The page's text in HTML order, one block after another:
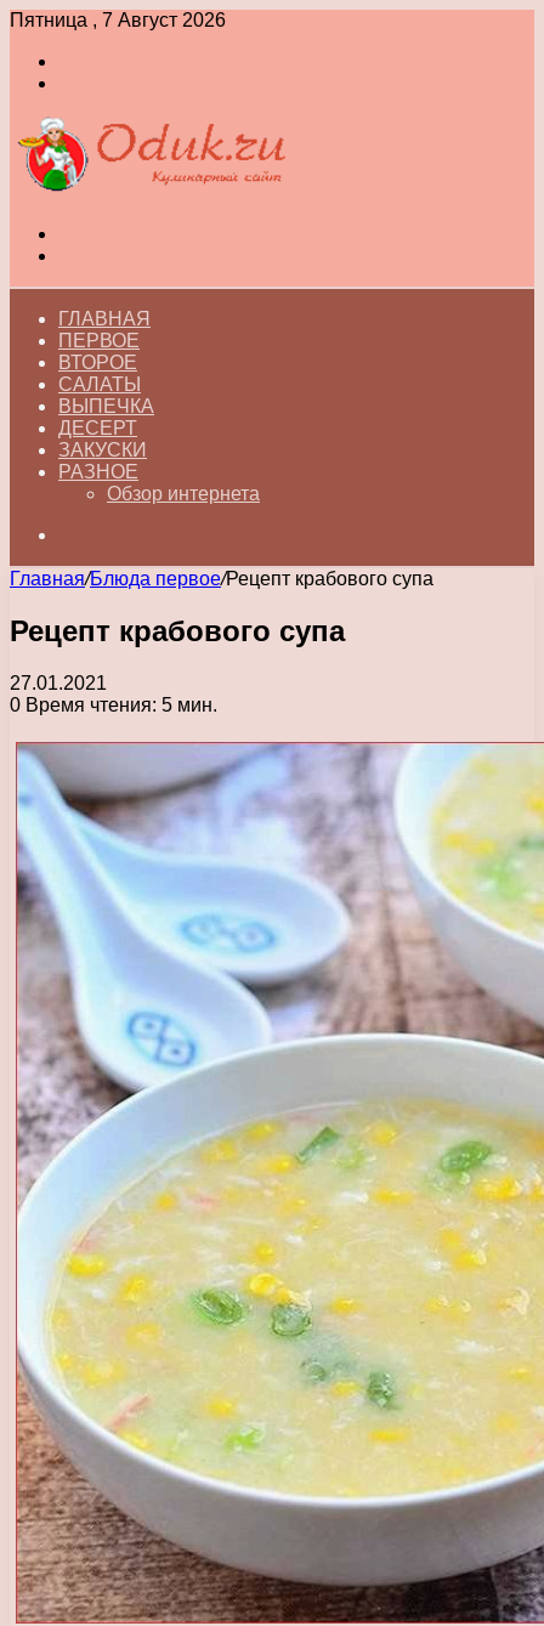
Пятница , 7 Август 2026
ГЛАВНАЯ
ПЕРВОЕ
ВТОРОЕ
САЛАТЫ
ВЫПЕЧКА
ДЕСЕРТ
ЗАКУСКИ
РАЗНОЕ
Обзор интернета
Главная/Блюда первое/Рецепт крабового супа
Рецепт крабового супа
27.01.2021
0 Время чтения: 5 мин.